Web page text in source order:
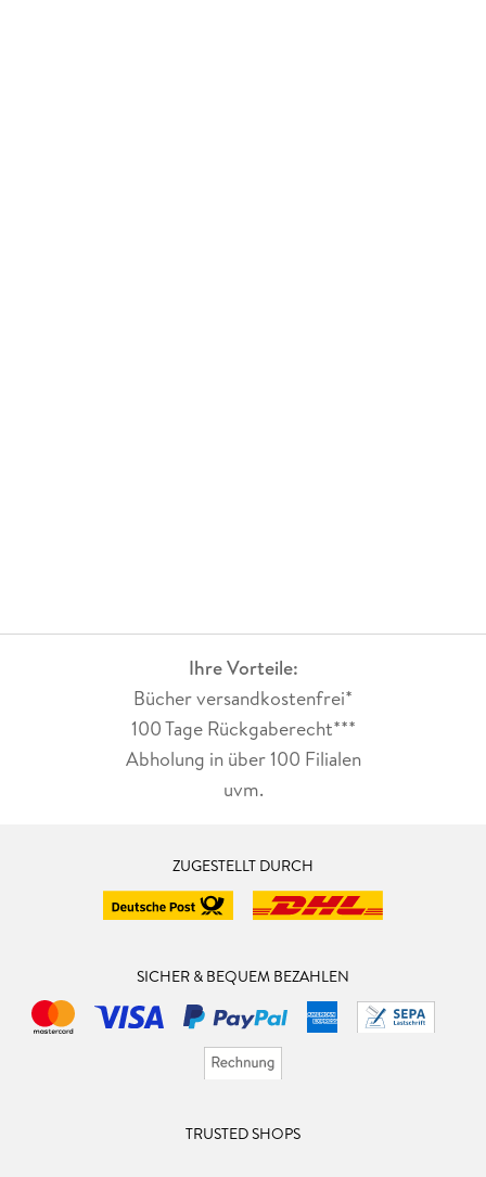
Ihre Vorteile:
Bücher versandkostenfrei*
100 Tage Rückgaberecht***
Abholung in über 100 Filialen
uvm.
ZUGESTELLT DURCH
SICHER & BEQUEM BEZAHLEN
TRUSTED SHOPS